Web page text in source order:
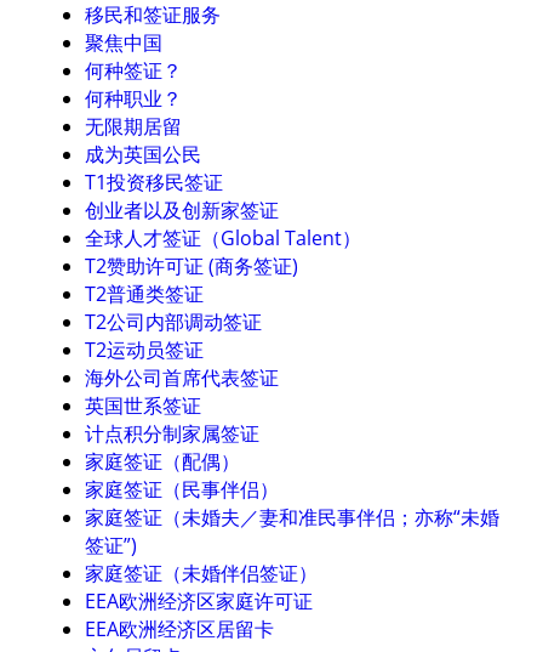
移民和签证服务
聚焦中国
何种签证？
何种职业？
无限期居留
成为英国公民
T1投资移民签证
创业者以及创新家签证
全球人才签证（Global Talent）
T2赞助许可证 (商务签证)
T2普通类签证
T2公司内部调动签证
T2运动员签证
海外公司首席代表签证
英国世系签证
计点积分制家属签证
家庭签证（配偶）
家庭签证（民事伴侣）
家庭签证（未婚夫／妻和准民事伴侣；亦称“未婚
签证”)
家庭签证（未婚伴侣签证）
EEA欧洲经济区家庭许可证
EEA欧洲经济区居留卡